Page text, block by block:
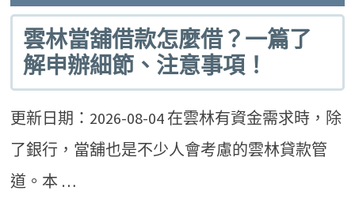
雲林當舖借款怎麼借？一篇了
解申辦細節、注意事項！
更新日期：2026-08-04 在雲林有資金需求時，除
了銀行，當舖也是不少人會考慮的雲林貸款管
道。本 …